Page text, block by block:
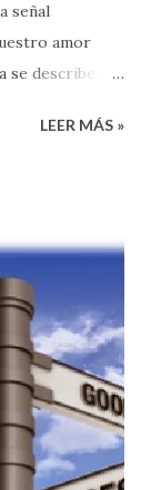
señal
amor
describe a
de memoria.
A DIOS y
A
reflexionemos
especial e
as de la familia
Compañerismo
es uno de los
del Nuevo
LEER MÁS »